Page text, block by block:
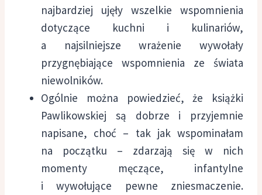
najbardziej ujęły wszelkie wspomnienia
dotyczące kuchni i kulinariów,
a najsilniejsze wrażenie wywołały
przygnębiające wspomnienia ze świata
niewolników.
Ogólnie można powiedzieć, że książki
Pawlikowskiej są dobrze i przyjemnie
napisane, choć – tak jak wspominałam
na początku – zdarzają się w nich
momenty męczące, infantylne
i wywołujące pewne zniesmaczenie.